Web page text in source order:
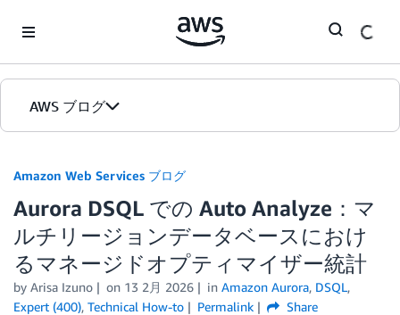
AWS ブログ
カテゴリ
エディション
Amazon Web Services ブログ
Aurora DSQL での Auto Analyze：マ
ルチリージョンデータベースにおけ
るマネージドオプティマイザー統計
by Arisa Izuno on 13 2月 2026 in Amazon Aurora, DSQL,
Expert (400), Technical How-to Permalink Share